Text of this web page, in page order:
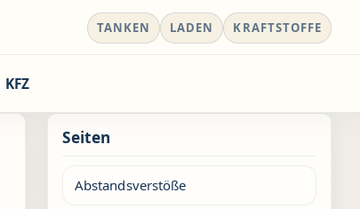
TANKEN LADEN KRAFTSTOFFE
KFZ
Seiten
Abstandsverstöße